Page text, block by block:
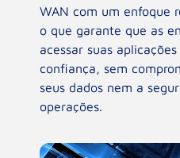
WAN com um enfoque
o que garante que as
acessar suas
confiança, sem
seus dados nem a
operações.